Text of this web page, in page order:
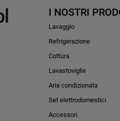
I NOSTRI
Lavaggio
Refrigerazione
Cottura
Lavastoviglie
Aria condizionata
Set elettrodomestici
Accessori